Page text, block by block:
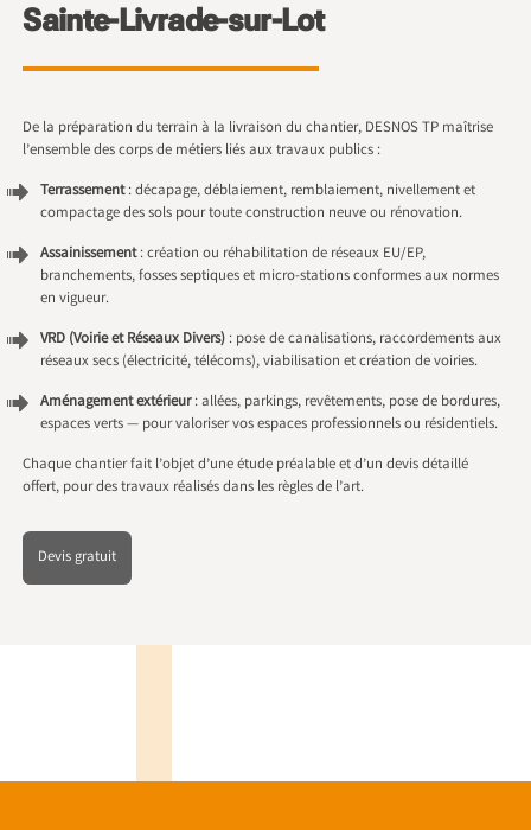
Sainte-Livrade-sur-Lot
De la préparation du terrain à la livraison du chantier, DESNOS TP maîtrise
l’ensemble des corps de métiers liés aux travaux publics :
Terrassement: décapage, déblaiement, remblaiement, nivellement et
compactage des sols pour toute construction neuve ou rénovation.
Assainissement: création ou réhabilitation de réseaux EU/EP,
branchements, fosses septiques et micro-stations conformes aux normes
en vigueur.
VRD (Voirie et Réseaux Divers) : pose de canalisations, raccordements aux
réseaux secs (électricité, télécoms), viabilisation et création de voiries.
Aménagement extérieur: allées, parkings, revêtements, pose de bordures,
espaces verts — pour valoriser vos espaces professionnels ou résidentiels.
Chaque chantier fait l’objet d’une étude préalable et d’un devis détaillé
offert, pour des travaux réalisés dans les règles de l’art.
Devis gratuit